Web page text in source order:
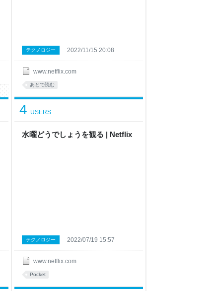
www.netflix.com
テクノロジー 2022/11/15 20:08
あとで読む
水曜どうでしょう を観 る | Netflix
4 USERS
www.netflix.com
テクノロジー 2022/07/19 15:57
Pocket